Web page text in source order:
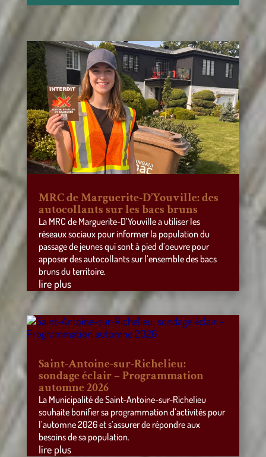
MRC de Marguerite-D’Youville: des
autocollants sur les bacs bruns
La MRC de Marguerite-D’Youville a utiliser les
réseaux sociaux pour informer la population du
passage de jeunes qui sont à pied d’oeuvre pour
apposer des autocollants sur l’ensemble des bacs
bruns du territoire.
lire plus
Saint-Antoine-sur-Richelieu:
sondage éclair – Programmation
automne 2026
La Municipalité de Saint-Antoine-sur-Richelieu
souhaite bonifier sa programmation d’activités pour
l’automne 2026 et s’assurer de répondre aux
besoins de sa population.
lire plus